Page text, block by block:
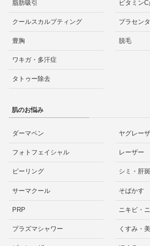
脂肪吸引
クールスカルプティング
豊胸
ワキガ・多汗症
タトゥー除去
ビタミン
プラセン
脱毛
肌のお悩み
ダーマペン
フォトフェイシャル
ピーリング
サーマクール
PRP
プラズマシャワー
ヤグレー
レーザー
シミ・肝斑
そばかす
ニキビ・
くすみ・